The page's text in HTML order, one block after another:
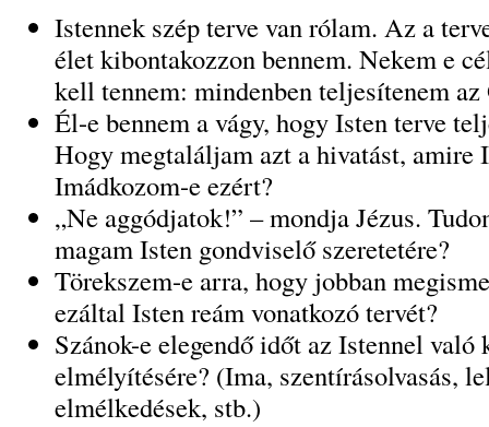
Istennek szép terve van rólam. Az a
élet kibontakozzon bennem. Nekem e
kell tennem: mindenben teljesítenem az
Él-e bennem a vágy, hogy Isten terve
Hogy megtaláljam azt a hivatást, amire
Imádkozom-e ezért?
„Ne aggódjatok!” – mondja Jézus.
magam Isten gondviselő szeretetére?
Törekszem-e arra, hogy jobban
ezáltal Isten reám vonatkozó tervét?
Szánok-e elegendő időt az Istennel való
elmélyítésére? (Ima, szentírásolvasás,
elmélkedések, stb.)